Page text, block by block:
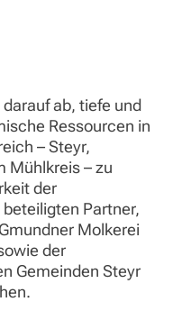
darauf ab, tiefe und
Ressourcen in
– Steyr,
Mühlkreis – zu
der
Partner,
Molkerei
der
Gemeinden Steyr